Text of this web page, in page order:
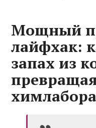
Мощный
лайфхак:
запах из